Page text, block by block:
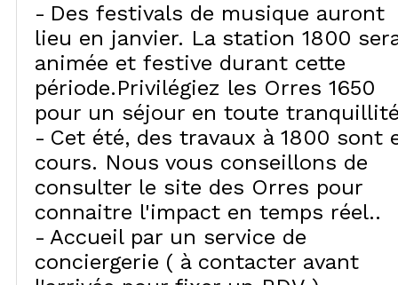
Des festivals de musique auront
lieu en janvier. La station 1800
animée et festive durant cette
période.Privilégiez les Orres 1650
pour un séjour en toute
Cet été, des travaux à 1800 sont
cours. Nous vous conseillons de
consulter le site des Orres pour
connaitre l'impact en temps réel.
Accueil par un service de
conciergerie ( à contacter avant